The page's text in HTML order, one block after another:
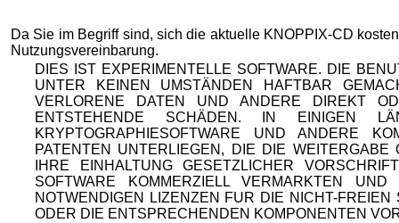
Da Sie im Begriff sind, sich die aktuelle KNOPPIX-CD
Nutzungsvereinbarung.
DIES IST EXPERIMENTELLE SOFTWARE. DIE
UNTER KEINEN UMSTÄNDEN HAFTBAR
VERLORENE DATEN UND ANDERE DIREKT
ENTSTEHENDE SCHÄDEN. IN EINIGEN
KRYPTOGRAPHIESOFTWARE UND ANDERE
PATENTEN UNTERLIEGEN, DIE DIE
IHRE EINHALTUNG GESETZLICHER
SOFTWARE KOMMERZIELL VERMARKTEN
NOTWENDIGEN LIZENZEN FUR DIE NICHT-
ODER DIE ENTSPRECHENDEN KOMPONENTEN